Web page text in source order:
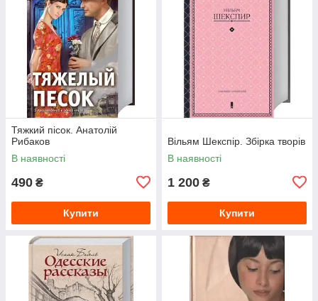
Тяжкий пісок. Анатолій
Рибаков
В наявності
490 ₴
Купити
Вільям Шекспір. Збірка творів
В наявності
1 200 ₴
Купити